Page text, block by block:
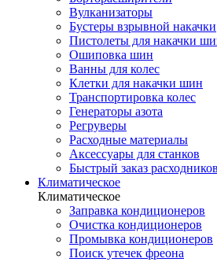
Вулканизаторы
Бустеры взрывной накачки
Пистолеты для накачки
Ошиповка шин
Ванны для колес
Клетки для накачки шин
Транспортировка колес
Генераторы азота
Регруверы
Расходные материалы
Аксессуары для станков
Быстрый заказ расходников
Климатическое
Климатическое
Заправка кондиционеров
Очистка кондиционеров
Промывка кондиционеров
Поиск утечек фреона